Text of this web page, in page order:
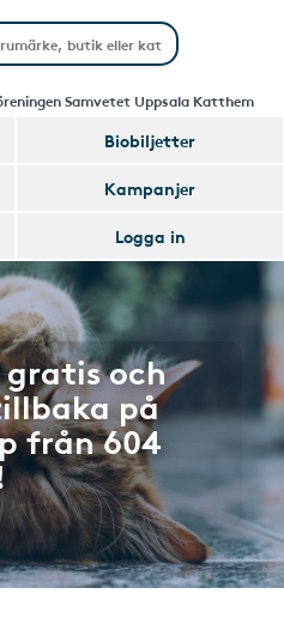
Samvetet Uppsala Katthem
Biobiljetter
Kampanjer
Logga in
och
på
från 604